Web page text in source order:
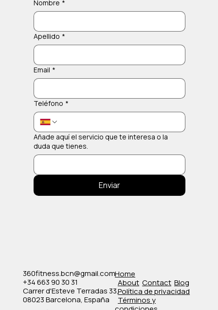
Nombre *
Apellido *
Email *
Teléfono *
Añade aquí el servicio que te interesa o la
duda que tienes.
Enviar
360fitness.bcn@gmail.com
+34 663 90 30 31
Carrer d'Esteve Terradas 33,
08023 Barcelona, España
Home
About Contact Blog
Política de privacidad
​Términos y